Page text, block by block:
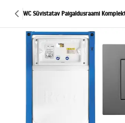
WC Süvistatav Paigaldusraami